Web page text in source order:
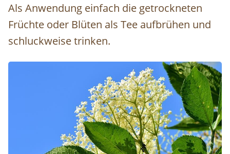
Als Anwendung einfach die getrockneten
Früchte oder Blüten als Tee aufbrühen und
schluckweise trinken.